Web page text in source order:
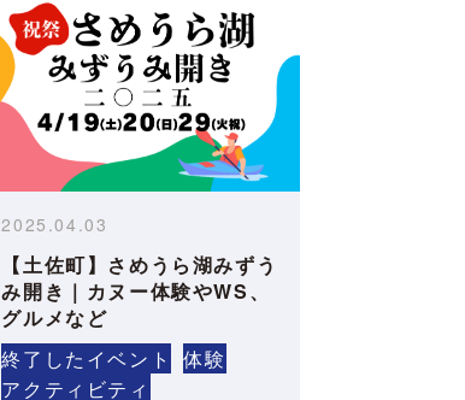
【土佐町】さめうら湖みずう
み開き｜カヌー体験やWS、
グルメなど
2025.04.03
終了したイベント
体験
アクティビティ